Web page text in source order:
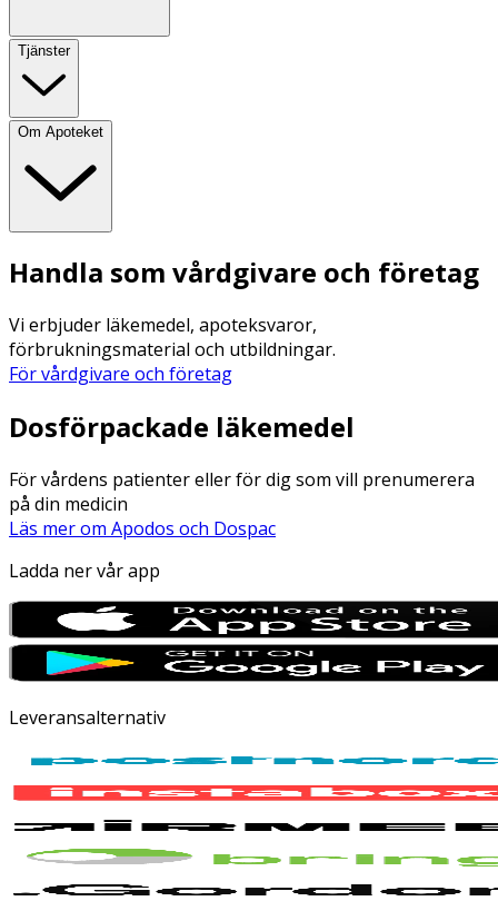
Tjänster
Om Apoteket
Handla som vårdgivare och företag
Vi erbjuder läkemedel, apoteksvaror,
förbrukningsmaterial och utbildningar.
För vårdgivare och företag
Dosförpackade läkemedel
För vårdens patienter eller för dig som vill prenumerera
på din medicin
Läs mer om Apodos och Dospac
Ladda ner vår app
Leveransalternativ